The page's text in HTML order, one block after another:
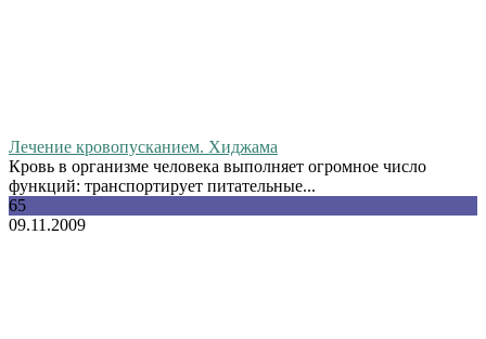
Лечение кровопусканием. Хиджама
Кровь в организме человека выполняет огромное число
функций: транспортирует питательные...
65
09.11.2009